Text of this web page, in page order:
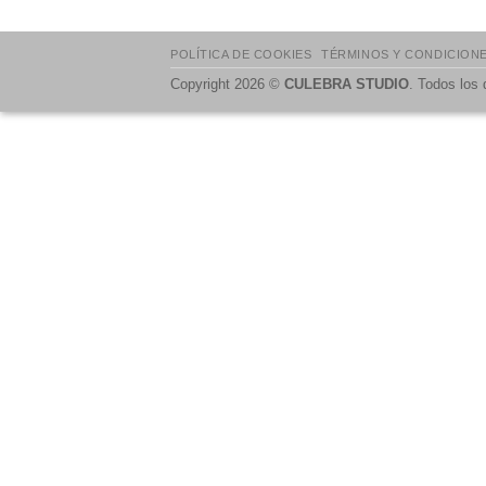
POLÍTICA DE COOKIES TÉRMINOS Y
Copyright 2026 © CULEBRA STUDIO . Todos los